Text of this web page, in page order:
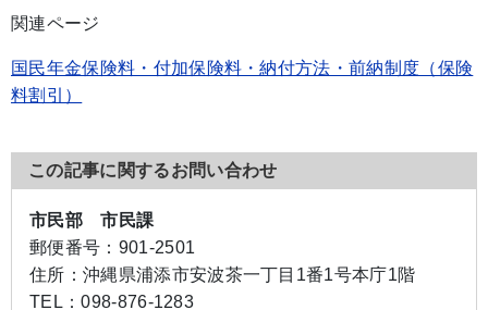
関連ページ
国民年金保険料・付加保険料・納付方法・前納制度（保険
料割引）
この記事に関するお問い合わせ
市民部 市民課
郵便番号： 901-2501
住所： 沖縄県浦添市安波茶一丁目1番1号本庁1階
TEL：098-876-1283